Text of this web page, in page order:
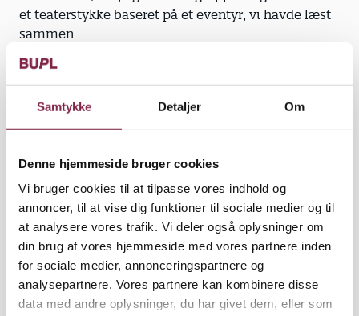
Samtykke Detaljer Om
Denne hjemmeside bruger cookies
Vi bruger cookies til at tilpasse vores indhold og
annoncer, til at vise dig funktioner til sociale medier og til
at analysere vores trafik. Vi deler også oplysninger om
din brug af vores hjemmeside med vores partnere inden
for sociale medier, annonceringspartnere og
analysepartnere. Vores partnere kan kombinere disse
data med andre oplysninger, du har givet dem, eller som
et teaterstykke baseret på et eventyr, vi havde læst
sammen.
Det lærte vi:
Vi blev klogere på mulighederne
Vi blev klogere på pædagogens roller og muligheder
for at skabe rum for æstetisk virksomhed. Projektet
pædagogiske leder blevet klogere på at facilitere et
udviklingsprojekt og kompetenceudvikling båret af
kreative metoder til dataindsamling.
Det overraskede os:
Vi blev ved med at finde energi
En af grupperne arbejdede med eventyret
Tommeliden, og vi forventede, at børnene ville